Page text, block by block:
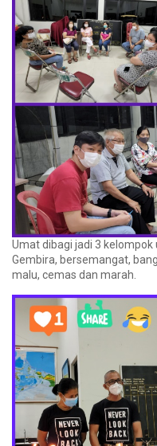
Umat dibagi jadi 3
Gembira, bersemangat,
malu, cemas dan marah.